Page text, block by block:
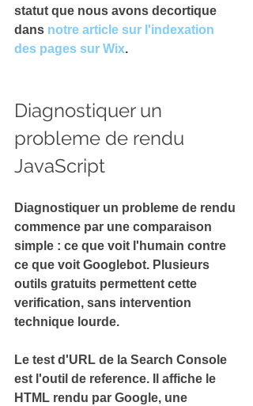
statut que nous avons decortique
dans notre article sur l'indexation
des pages sur Wix.
Diagnostiquer un
probleme de rendu
JavaScript
Diagnostiquer un probleme de rendu
commence par une comparaison
simple : ce que voit l'humain contre
ce que voit Googlebot. Plusieurs
outils gratuits permettent cette
verification, sans intervention
technique lourde.
Le test d'URL de la Search Console
est l'outil de reference. Il affiche le
HTML rendu par Google, une